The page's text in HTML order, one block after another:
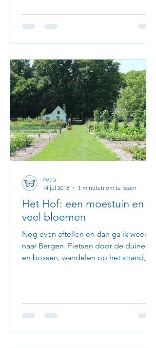
Het Hof: een moestuin en
veel bloemen
Nog even aftellen en dan ga ik weer
naar Bergen. Fietsen door de duinen
en bossen, wandelen op het strand, de
Petra
14 jul 2018
1 minuten om te lezen